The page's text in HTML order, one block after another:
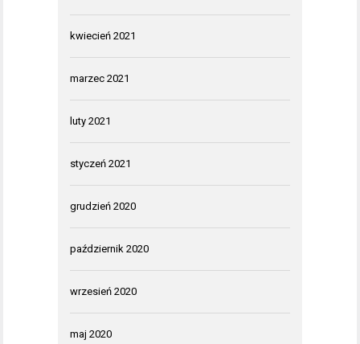
kwiecień 2021
marzec 2021
luty 2021
styczeń 2021
grudzień 2020
październik 2020
wrzesień 2020
maj 2020